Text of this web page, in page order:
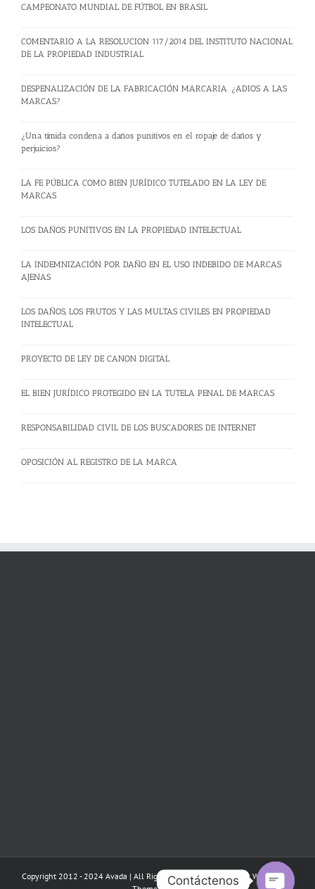
CAMPEONATO MUNDIAL DE FÚTBOL EN BRASIL
COMENTARIO A LA RESOLUCION 117/2014 DEL INSTITUTO NACIONAL
DE LA PROPIEDAD INDUSTRIAL
DESPENALIZACIÓN DE LA FABRICACIÓN MARCARIA. ¿ADIOS A LAS
MARCAS?
¿Una tímida condena a daños punitivos en el ropaje de daños y
perjuicios?
LA FE PÚBLICA COMO BIEN JURÍDICO TUTELADO EN LA LEY DE
MARCAS
LOS DAÑOS PUNITIVOS EN LA PROPIEDAD INTELECTUAL
LA INDEMNIZACIÓN POR DAÑO EN EL USO INDEBIDO DE MARCAS
AJENAS
LOS DAÑOS, LOS FRUTOS Y LAS MULTAS CIVILES EN PROPIEDAD
INTELECTUAL
PROYECTO DE LEY DE CANON DIGITAL
EL BIEN JURÍDICO PROTEGIDO EN LA TUTELA PENAL DE MARCAS
RESPONSABILIDAD CIVIL DE LOS BUSCADORES DE INTERNET
OPOSICIÓN AL REGISTRO DE LA MARCA
Copyright 2012 - 2024 Avada | All Rights Reserved | Powered byWordPress
|
Contáctenos